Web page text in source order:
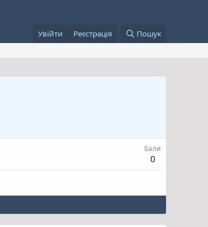
Увійти Реєстрація Пошук
Бали
0